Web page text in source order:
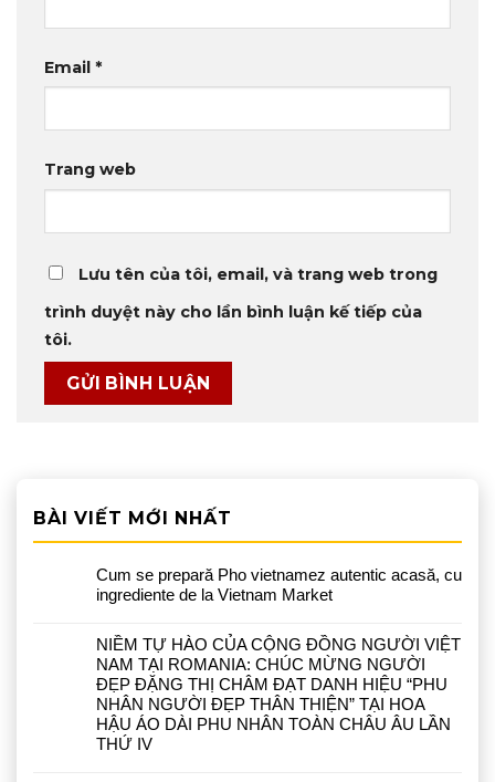
Email *
Trang web
Lưu tên của tôi, email, và trang web trong
trình duyệt này cho lần bình luận kế tiếp của
tôi.
BÀI VIẾT MỚI NHẤT
Cum se prepară Pho vietnamez autentic acasă, cu
ingrediente de la Vietnam Market
NIỀM TỰ HÀO CỦA CỘNG ĐỒNG NGƯỜI VIỆT
NAM TẠI ROMANIA: CHÚC MỪNG NGƯỜI
ĐẸP ĐẶNG THỊ CHÂM ĐẠT DANH HIỆU “PHU
NHÂN NGƯỜI ĐẸP THÂN THIỆN” TẠI HOA
HẬU ÁO DÀI PHU NHÂN TOÀN CHÂU ÂU LẦN
THỨ IV